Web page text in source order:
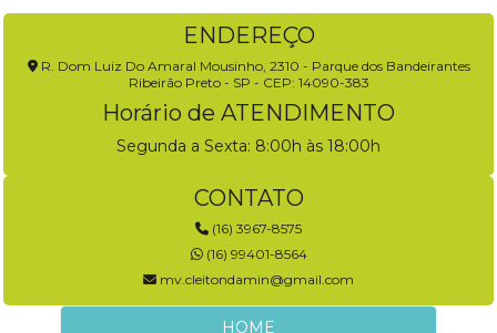
ENDEREÇO
R. Dom Luiz Do Amaral Mousinho, 2310 - Parque dos Bandeirantes
Ribeirão Preto - SP - CEP: 14090-383
Horário de ATENDIMENTO
Segunda a Sexta: 8:00h às 18:00h
CONTATO
(16) 3967-8575
(16) 99401-8564
mv.cleitondamin@gmail.com
HOME